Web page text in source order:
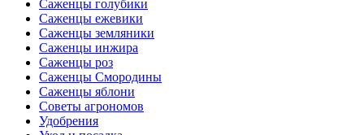
Саженцы голубики
Саженцы ежевики
Саженцы земляники
Саженцы инжира
Саженцы роз
Саженцы Смородины
Саженцы яблони
Советы агрономов
Удобрения